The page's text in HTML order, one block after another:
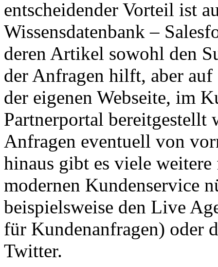
entscheidender Vorteil ist
Wissensdatenbank –
deren Artikel sowohl den
der Anfragen hilft, aber
der eigenen Webseite, im
Partnerportal bereitgestellt
Anfragen eventuell von
hinaus gibt es viele
modernen Kundenservice
beispielsweise den Live
für Kundenanfragen) oder
Twitter.